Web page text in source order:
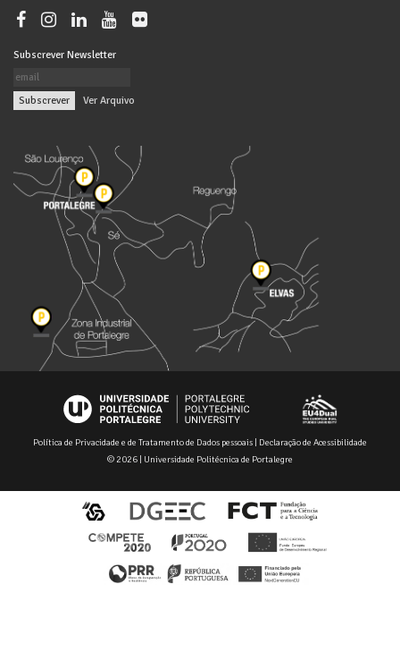
Subscrever Newsletter
Ver Arquivo
Política de Privacidade e de Tratamento de Dados pessoais
Declaração de Acessibilidade
© 2026 | Universidade Politécnica de Portalegre